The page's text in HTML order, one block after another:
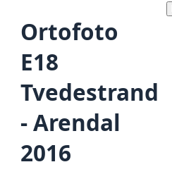
Ortofoto
E18
Tvedestrand
- Arendal
2016